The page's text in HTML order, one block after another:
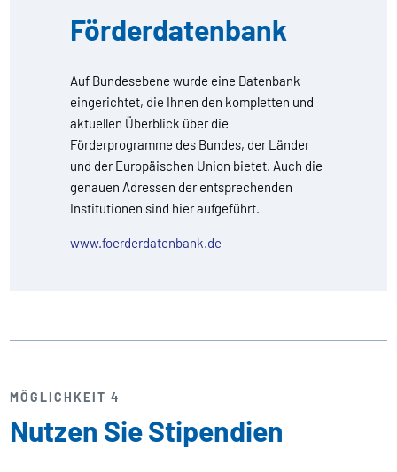
Förderdatenbank
Auf Bundesebene wurde eine Datenbank
eingerichtet, die Ihnen den kompletten und
aktuellen Überblick über die
Förderprogramme des Bundes, der Länder
und der Europäischen Union bietet. Auch die
genauen Adressen der entsprechenden
Institutionen sind hier aufgeführt.
www.foerderdatenbank.de
MÖGLICHKEIT 4
Nutzen Sie Stipendien